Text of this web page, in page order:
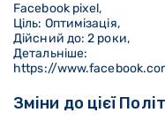
Facebook pixel,
Ціль: Оптимізація,
Дійсний до: 2 роки,
Детальніше:
https://
Зміни до цієї